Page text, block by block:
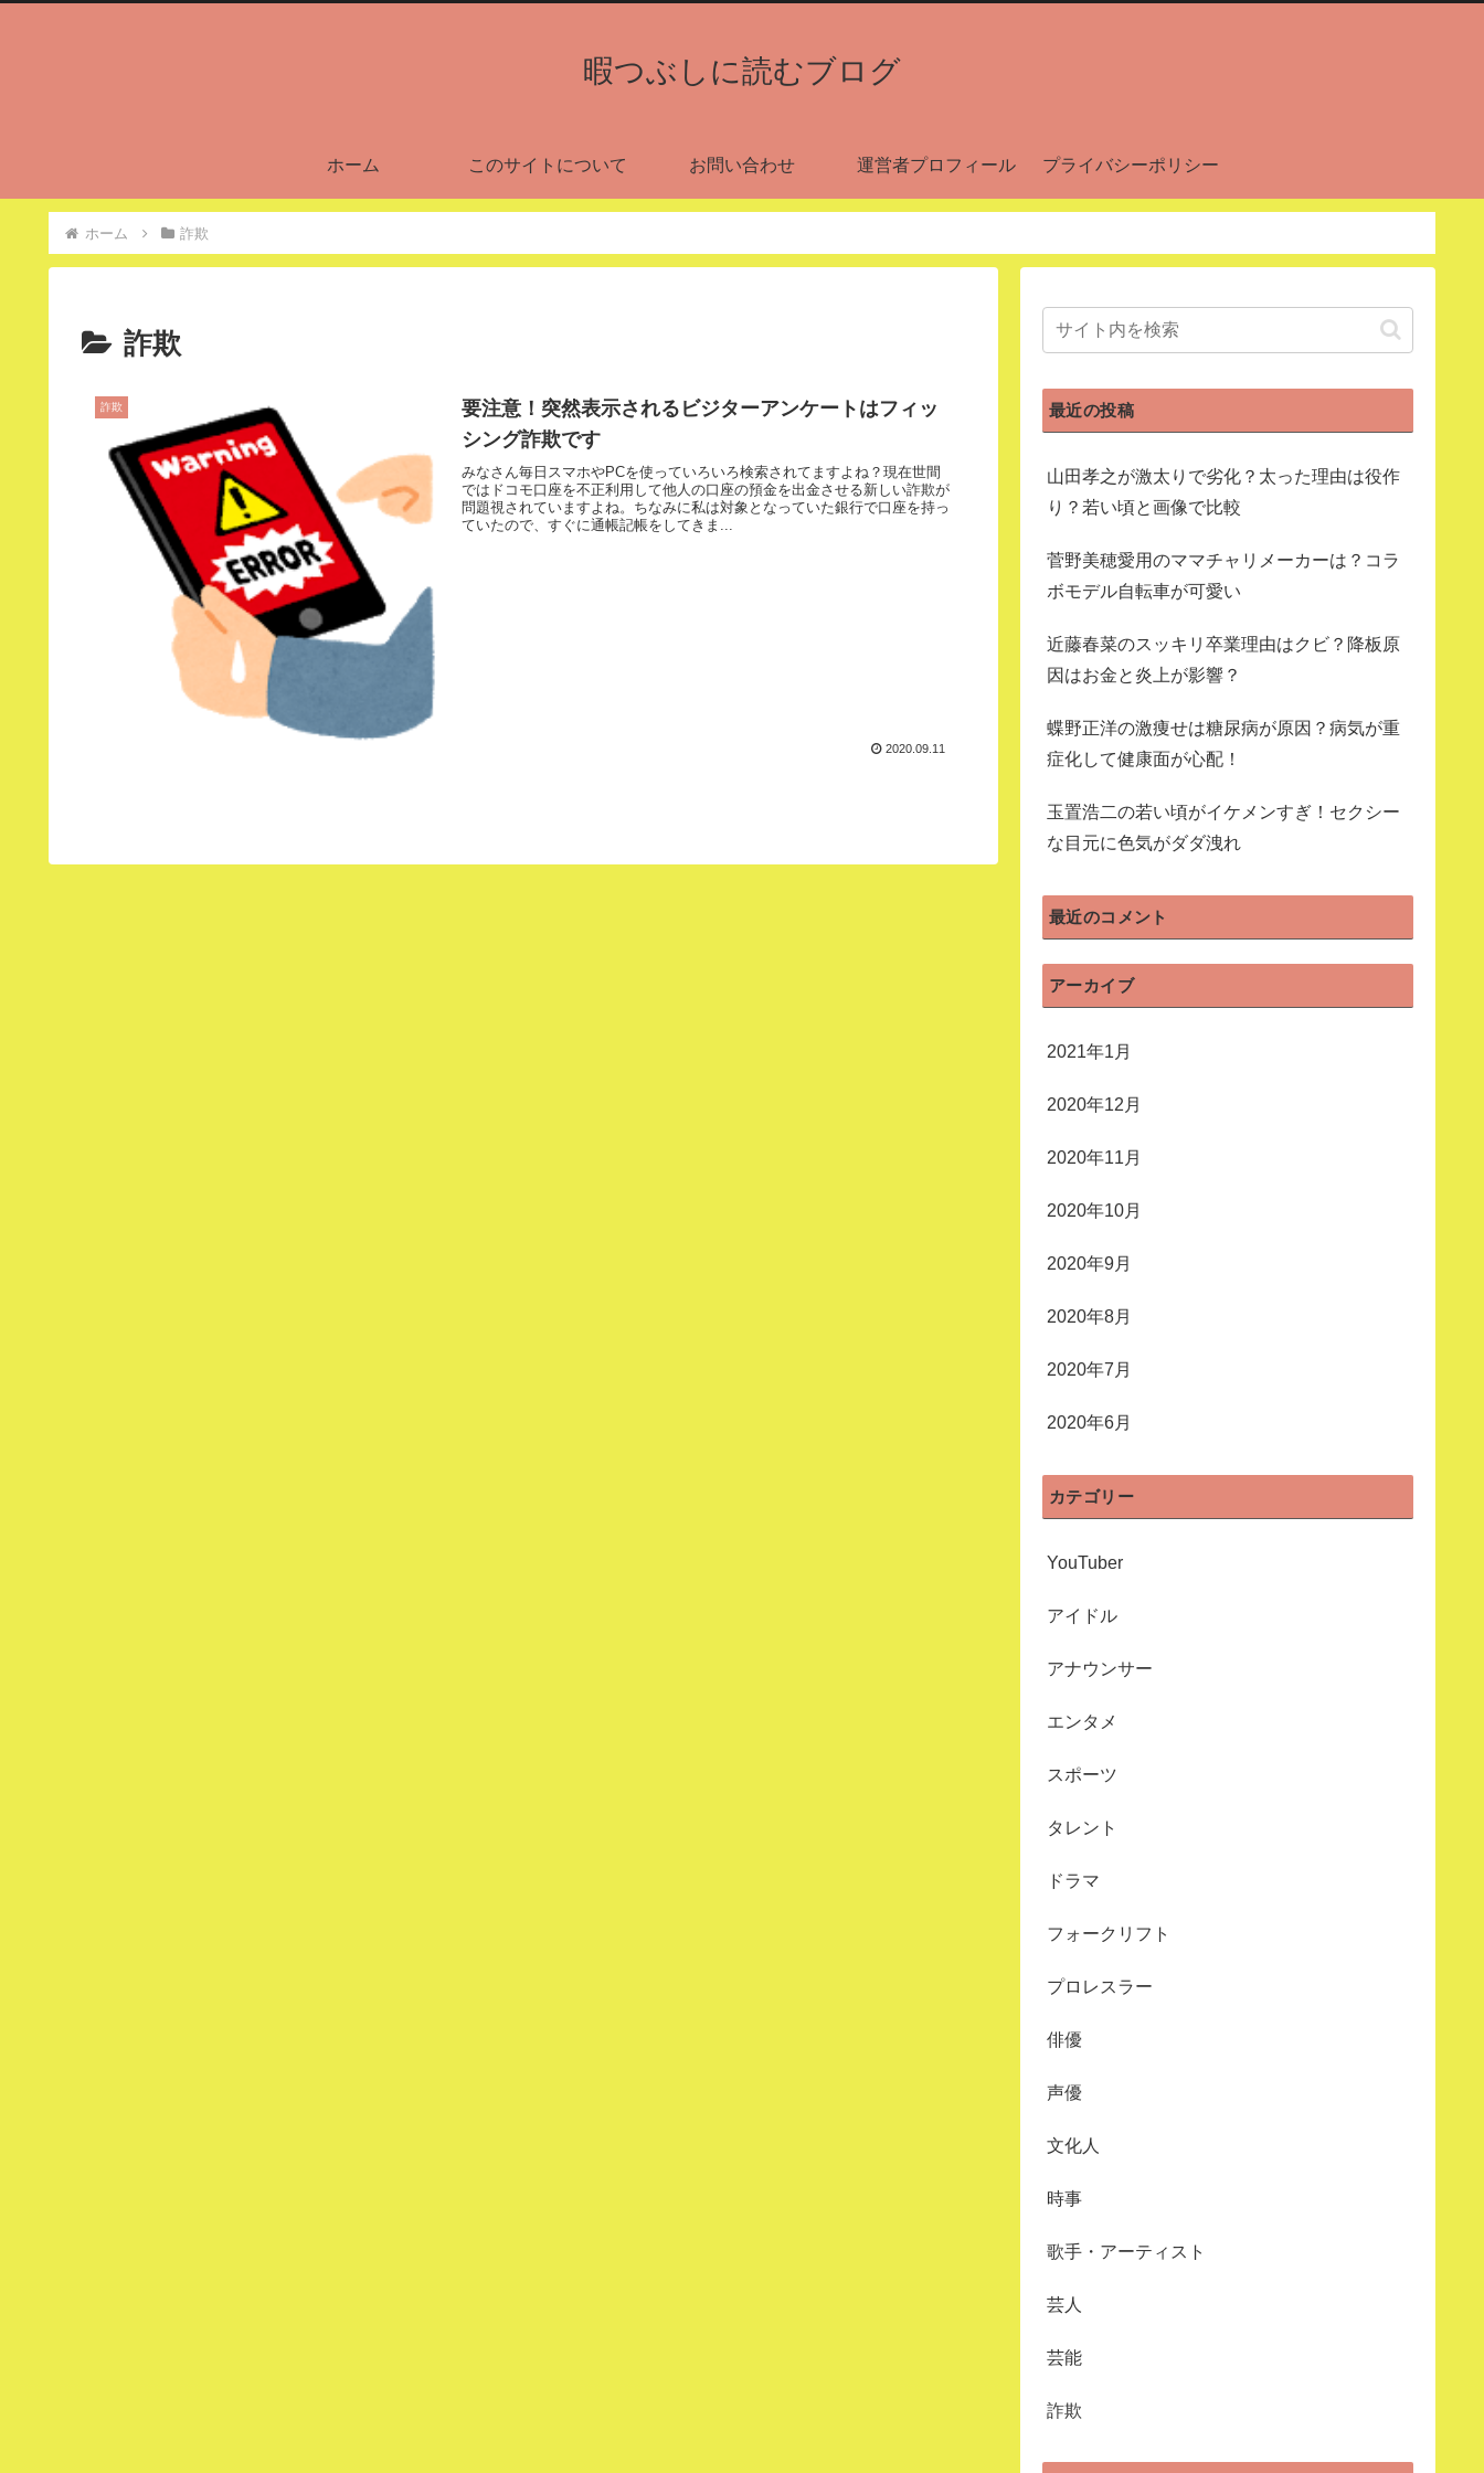
暇つぶしに読むブログ
ホーム このサイトについて お問い合わせ 運営者プロフィール プライバシーポリシー
ホーム 詐欺
詐欺
詐欺
要注意！突然表示されるビジターアンケートはフィッ
シング詐欺です
みなさん毎日スマホやPCを使っていろいろ検索されてますよね？現在世間
ではドコモ口座を不正利用して他人の口座の預金を出金させる新しい詐欺が
問題視されていますよね。ちなみに私は対象となっていた銀行で口座を持っ
ていたので、すぐに通帳記帳をしてきま...
2020.09.11
最近の投稿
山田孝之が激太りで劣化？太った理由は役作
り？若い頃と画像で比較
菅野美穂愛用のママチャリメーカーは？コラ
ボモデル自転車が可愛い
近藤春菜のスッキリ卒業理由はクビ？降板原
因はお金と炎上が影響？
蝶野正洋の激痩せは糖尿病が原因？病気が重
症化して健康面が心配！
玉置浩二の若い頃がイケメンすぎ！セクシー
な目元に色気がダダ洩れ
最近のコメント
アーカイブ
2021年1月
2020年12月
2020年11月
2020年10月
2020年9月
2020年8月
2020年7月
2020年6月
カテゴリー
YouTuber
アイドル
アナウンサー
エンタメ
スポーツ
タレント
ドラマ
フォークリフト
プロレスラー
俳優
声優
文化人
時事
歌手・アーティスト
芸人
芸能
詐欺